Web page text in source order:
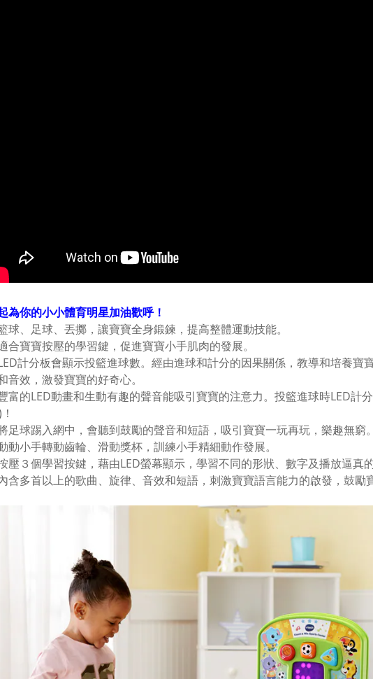
為你的小小體育明星加油歡呼！
球、足球、丟擲，讓寶寶全身鍛鍊，提高整體運動技能。
合寶寶按壓的學習鍵，促進寶寶小手肌肉的發展。
計分板會顯示投籃進球數。經由進球和計分的因果關係，教導和培養寶
音效，激發寶寶的好奇心。
富的LED動畫和生動有趣的聲音能吸引寶寶的注意力。投籃進球時LED計
足球踢入網中，會聽到鼓勵的聲音和短語，吸引寶寶一玩再玩，樂趣無窮。
動小手轉動齒輪、滑動獎杯，訓練小手精細動作發展。
壓３個學習按鍵，藉由LED螢幕顯示，學習不同的形狀、數字及播放逼真
含多首以上的歌曲、旋律、音效和短語，刺激寶寶語言能力的啟發，鼓勵